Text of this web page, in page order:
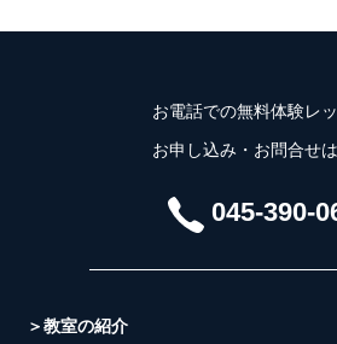
お電話での無料体験レ
お申し込み・お問合せ
045-390-
＞教室の紹介